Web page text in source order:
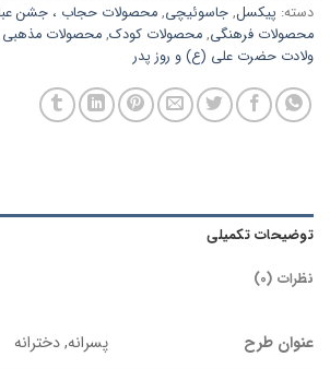
دسته: پیکسل, جاسوئیچی, محصولات حجاب ، جشن
محصولات فرهنگی, محصولات کودک, محصولات مذهبی
ولادت حضرت علی (ع) و روز پدر
توضیحات تکمیلی
نظرات (0)
عنوان طرح پسرانه, دخترانه